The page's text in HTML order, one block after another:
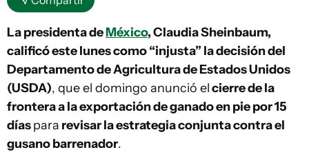
La presidenta deMéxico, Claudia Sheinbaum,
calificó este lunes como “injusta” la decisión del
Departamento de Agricultura de Estados Unidos
(USDA), que el domingo anunció elcierre de la
frontera a la exportación de ganado en pie por 15
díaspara revisar la estrategia conjunta contra el
gusano barrenador.